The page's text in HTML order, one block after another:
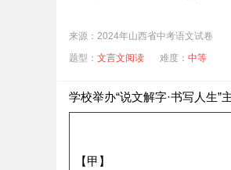
②拥毳衣炉火拥：______
（2）句中有深意。用现代汉语
青树翠蔓，蒙络摇缀。
来源：2024年山西省中考语文试卷
题型： 文言文阅读 难度： 中等
学校举办“说文解字·书写人生”
【甲】